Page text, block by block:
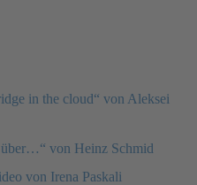
in the cloud“ von Aleksei
von Heinz Schmid
von Irena Paskali